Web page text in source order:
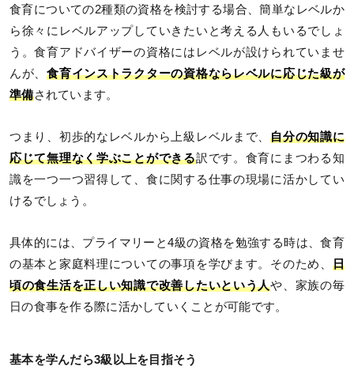
食育についての2種類の資格を検討する場合、簡単なレベルか
ら徐々にレベルアップしていきたいと考える人もいるでしょ
う。食育アドバイザーの資格にはレベルが設けられていませ
んが、食育インストラクターの資格ならレベルに応じた級が
準備されています。
つまり、初歩的なレベルから上級レベルまで、自分の知識に
応じて無理なく学ぶことができる訳です。食育にまつわる知
識を一つ一つ習得して、食に関する仕事の現場に活かしてい
けるでしょう。
具体的には、プライマリーと4級の資格を勉強する時は、食育
の基本と家庭料理についての事項を学びます。そのため、 日
頃の食生活を正しい知識で改善したいという人や、家族の毎
日の食事を作る際に活かしていくことが可能です。
基本を学んだら3級以上を目指そう